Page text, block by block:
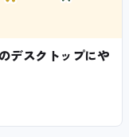
デスクトップにや